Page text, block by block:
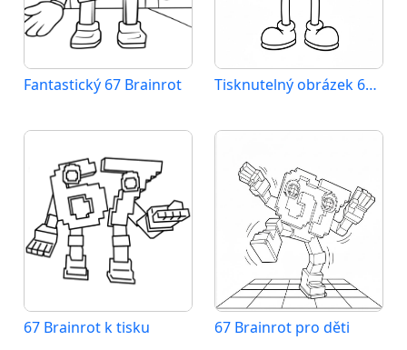
Fantastický 67 Brainrot Tisknutelný obrázek 67 Brainrot
67 Brainrot k tisku 67 Brainrot pro děti